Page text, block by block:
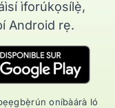
ìforúkọsílẹ̀,
Android rẹ.
oníbàárà ló